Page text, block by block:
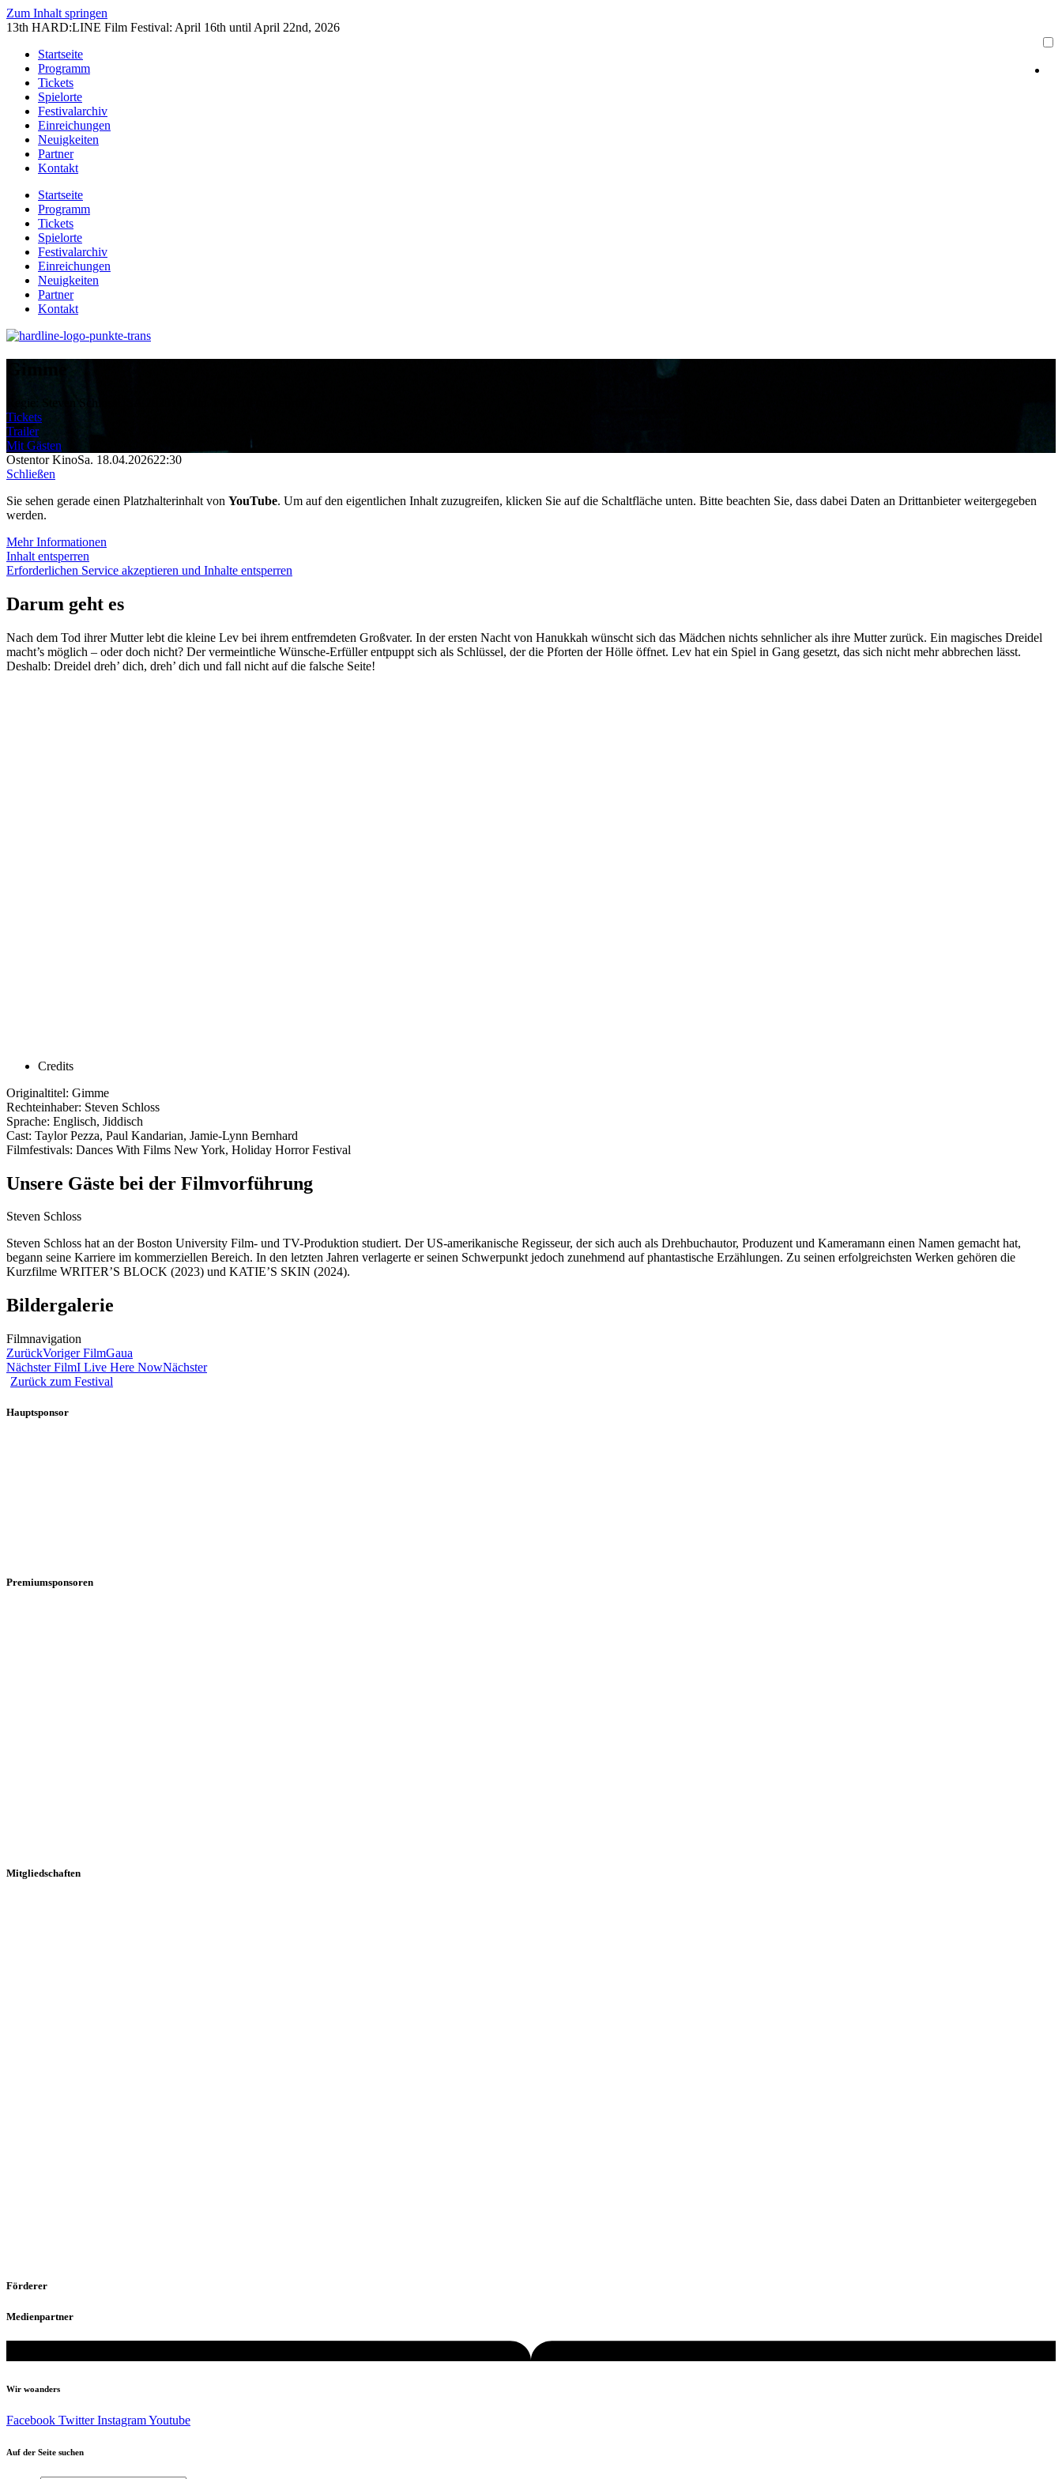
Zum Inhalt springen
13th HARD:LINE Film Festival: April 16th until April 22nd, 2026
Startseite
Programm
Tickets
Spielorte
Festivalarchiv
Einreichungen
Neuigkeiten
Partner
Kontakt
Startseite
Programm
Tickets
Spielorte
Festivalarchiv
Einreichungen
Neuigkeiten
Partner
Kontakt
Gimme
Regie: Steven Schloss
Tickets
Trailer
Mit Gästen
Ostentor KinoSa. 18.04.202622:30
Schließen
Sie sehen gerade einen Platzhalterinhalt von YouTube. Um auf den eigentlichen Inhalt zuzugreifen, klicken Sie auf die Schaltfläche unten. Bitte beachten Sie, dass dabei Daten an Drittanbieter weitergegeben
werden.
Mehr Informationen
Inhalt entsperren
Erforderlichen Service akzeptieren und Inhalte entsperren
Darum geht es
Nach dem Tod ihrer Mutter lebt die kleine Lev bei ihrem entfremdeten Großvater. In der ersten Nacht von Hanukkah wünscht sich das Mädchen nichts sehnlicher als ihre Mutter zurück. Ein magisches Dreidel
macht’s möglich – oder doch nicht? Der vermeintliche Wünsche-Erfüller entpuppt sich als Schlüssel, der die Pforten der Hölle öffnet. Lev hat ein Spiel in Gang gesetzt, das sich nicht mehr abbrechen lässt.
Deshalb: Dreidel dreh’ dich, dreh’ dich und fall nicht auf die falsche Seite!
Credits
Originaltitel: Gimme
Rechteinhaber: Steven Schloss
Sprache: Englisch, Jiddisch
Cast: Taylor Pezza, Paul Kandarian, Jamie-Lynn Bernhard
Filmfestivals: Dances With Films New York, Holiday Horror Festival
Unsere Gäste bei der Filmvorführung
Steven Schloss
Steven Schloss hat an der Boston University Film- und TV-Produktion studiert. Der US-amerikanische Regisseur, der sich auch als Drehbuchautor, Produzent und Kameramann einen Namen gemacht hat,
begann seine Karriere im kommerziellen Bereich. In den letzten Jahren verlagerte er seinen Schwerpunkt jedoch zunehmend auf phantastische Erzählungen. Zu seinen erfolgreichsten Werken gehören die
Kurzfilme WRITER’S BLOCK (2023) und KATIE’S SKIN (2024).
Bildergalerie
Filmnavigation
ZurückVoriger FilmGaua
Nächster FilmI Live Here NowNächster
Zurück zum Festival
Hauptsponsor
Premiumsponsoren
Mitgliedschaften
Förderer
Medienpartner
Wir woanders
Facebook Twitter InstagramYoutube
Auf der Seite suchen